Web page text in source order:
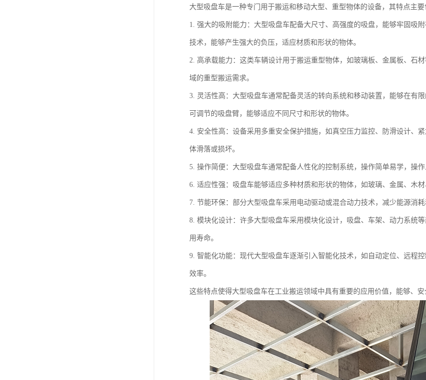
大型吸盘车是一种专门用于搬运和移动大型、重型物体的设备，其特点主要
1. 强大的吸附能力：大型吸盘车配备大尺寸、高强度的吸盘，能够牢固吸
技术，能够产生强大的负压，适应材质和形状的物体。
2. 高承载能力：这类车辆设计用于搬运重型物体，如玻璃板、金属板、石
域的重型搬运需求。
3. 灵活性高：大型吸盘车通常配备灵活的转向系统和移动装置，能够在有
可调节的吸盘臂，能够适应不同尺寸和形状的物体。
4. 安全性高：设备采用多重安全保护措施，如真空压力监控、防滑设计、
体滑落或损坏。
5. 操作简便：大型吸盘车通常配备人性化的控制系统，操作简单易学，操
6. 适应性强：吸盘车能够适应多种材质和形状的物体，如玻璃、金属、木
7. 节能环保：部分大型吸盘车采用电动驱动或混合动力技术，减少能源消
8. 模块化设计：许多大型吸盘车采用模块化设计，吸盘、车架、动力系统
用寿命。
9. 智能化功能：现代大型吸盘车逐渐引入智能化技术，如自动定位、远程
效率。
这些特点使得大型吸盘车在工业搬运领域中具有重要的应用价值，能够、安